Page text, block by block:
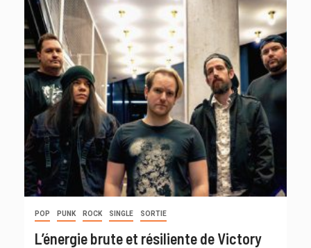
POP PUNK ROCK SINGLE SORTIE
L’énergie brute et résiliente de Victory